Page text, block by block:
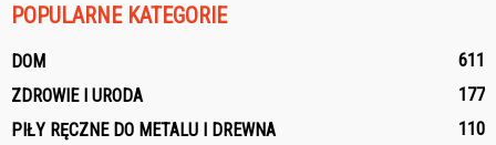
POPULARNE KATEGORIE
DOM
611
ZDROWIE I URODA
177
PIŁY RĘCZNE DO METALU I DREWNA
110